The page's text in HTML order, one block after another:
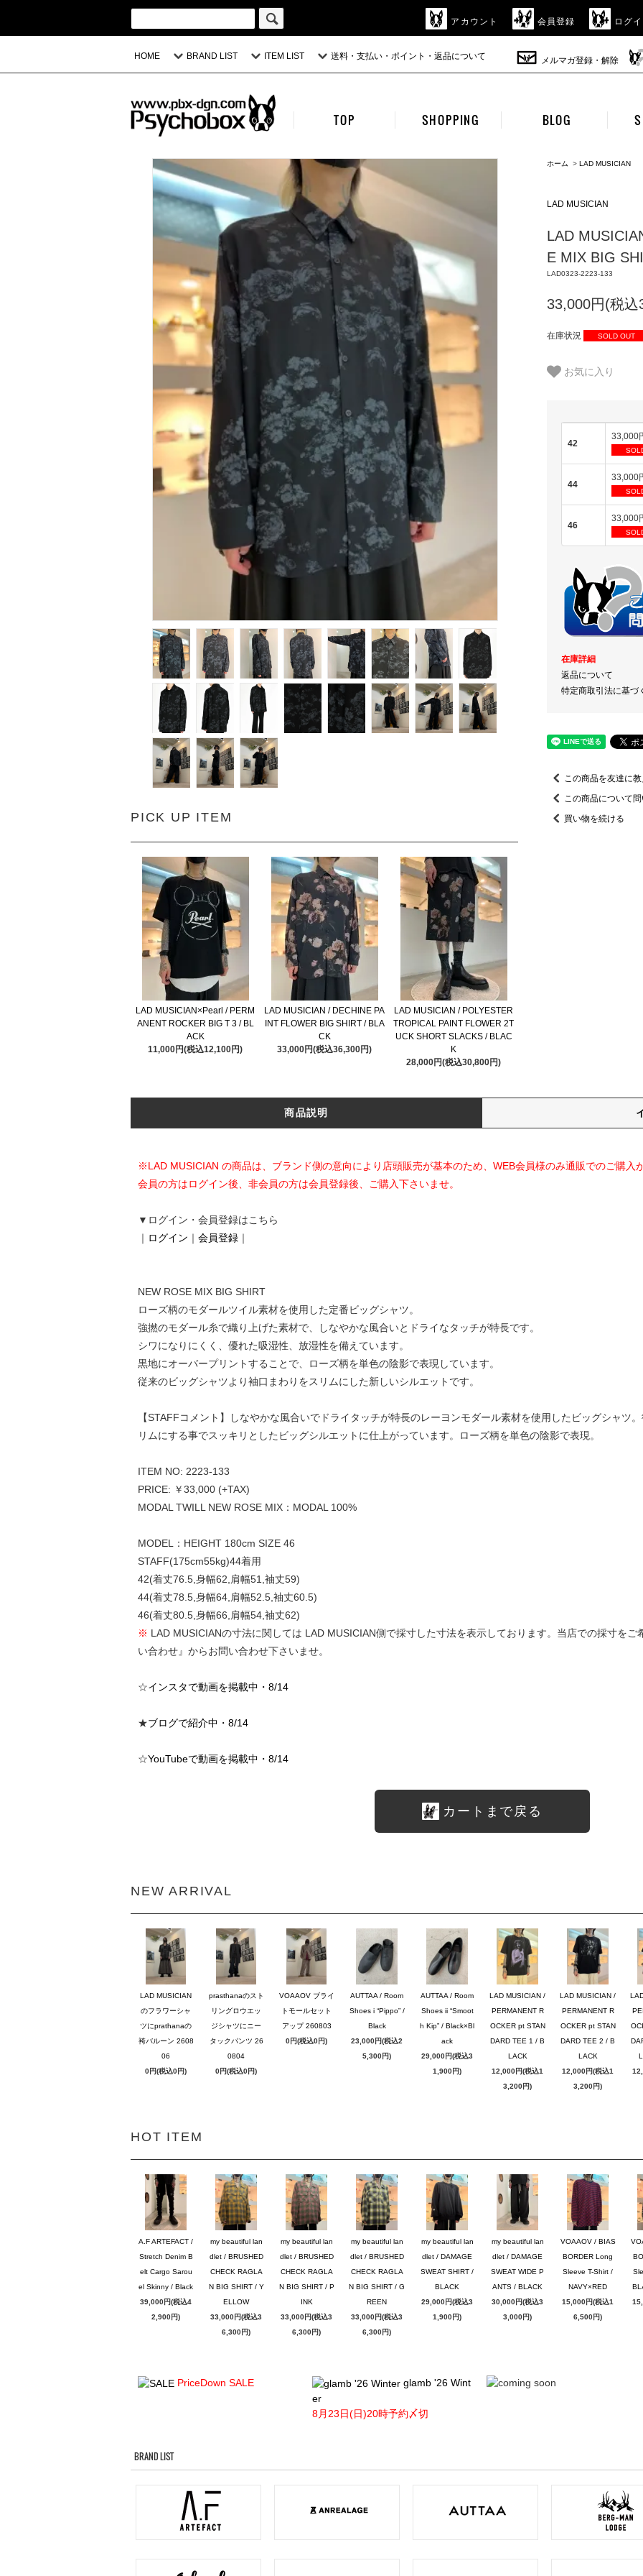
アカウント 会員登録 ログ
HOME BRAND LIST ITEM LIST 送料・支払い・ポイント・返品について メルマガ登録・解除
TOP SHOPPING BLOG
PICK UP ITEM
LAD MUSICIAN×Pearl / PERM
ANENT ROCKER BIG T 3 / BL
ACK
11,000円(税込12,100円)
LAD MUSICIAN / DECHINE PA
INT FLOWER BIG SHIRT / BLA
CK
33,000円(税込36,300円)
LAD MUSICIAN / POLYESTER
TROPICAL PAINT FLOWER 2T
UCK SHORT SLACKS / BLAC
K
28,000円(税込30,800円)
ホーム > LAD MUSICIAN
LAD MUSICIAN
LAD
E MIX BIG
LAD0323-2223-133
33,000円(税込
在庫状況 SOLD OUT
お気に入り
42
33,000
44
33,000
46
33,000
在庫詳細
返品について
特定商取引法に基づ
この商品を友達に
この商品について
買い物を続ける
商品説明
※LAD MUSICIAN の商品は、ブランド側の意向により店頭販売が基本のため、WEB会員様のみ通販でのご購入
会員の方はログイン後、非会員の方は会員登録後、ご購入下さいませ。
▼ログイン・会員登録はこちら
｜ ログイン ｜ 会員登録｜
NEW ROSE MIX BIG SHIRT
ローズ柄のモダールツイル素材を使用した定番ビッグシャツ。
強撚のモダール糸で織り上げた素材で、しなやかな風合いとドライなタッチが特長です。
シワになりにくく、優れた吸湿性、放湿性を備えています。
黒地にオーバープリントすることで、ローズ柄を単色の陰影で表現しています。
従来のビッグシャツより袖口まわりをスリムにした新しいシルエットです。
【STAFFコメント】しなやかな風合いでドライタッチが特長のレーヨンモダール素材を使用したビッグシャツ
リムにする事でスッキリとしたビッグシルエットに仕上がっています。ローズ柄を単色の陰影で表現。
ITEM NO: 2223-133
PRICE: ￥33,000 (+TAX)
MODAL TWILL NEW ROSE MIX：MODAL 100%
MODEL：HEIGHT 180cm SIZE 46
STAFF(175cm55kg)44着用
42(着丈76.5,身幅62,肩幅51,袖丈59)
44(着丈78.5,身幅64,肩幅52.5,袖丈60.5)
46(着丈80.5,身幅66,肩幅54,袖丈62)
※ LAD MUSICIANの寸法に関しては LAD MUSICIAN側で採寸した寸法を表示しております。当店での採寸をご
い合わせ』からお問い合わせ下さいませ。
☆インスタで動画を掲載中・8/14
★ブログで紹介中・8/14
☆YouTubeで動画を掲載中・8/14
カートまで戻る
NEW ARRIVAL
LAD MUSICIAN
のフラワーシャ
ツにprathanaの
袴バルーン 2608
06
0円(税込0円)
prasthanaのスト
リングロウエッ
ジシャツにニー
タックパンツ 26
0804
0円(税込0円)
VOAAOV ブライ
トモールセット
アップ 260803
0円(税込0円)
AUTTAA / Room
Shoes i “Pippo” /
Black
23,000円(税込2
5,300円)
AUTTAA / Room
Shoes ii “Smoot
h Kip” / Black×Bl
ack
29,000円(税込3
1,900円)
LAD MUSICIAN /
PERMANENT R
OCKER pt STAN
DARD TEE 1 / B
LACK
12,000円(税込1
3,200円)
LAD MUSICIAN /
PERMANENT R
OCKER pt STAN
DARD TEE 2 / B
LACK
12,000円(税込1
3,200円)
HOT ITEM
A.F ARTEFACT /
Stretch Denim B
elt Cargo Sarou
el Skinny / Black
39,000円(税込4
2,900円)
my beautiful lan
dlet / BRUSHED
CHECK RAGLA
N BIG SHIRT / Y
ELLOW
33,000円(税込3
6,300円)
my beautiful lan
dlet / BRUSHED
CHECK RAGLA
N BIG SHIRT / P
INK
33,000円(税込3
6,300円)
my beautiful lan
dlet / BRUSHED
CHECK RAGLA
N BIG SHIRT / G
REEN
33,000円(税込3
6,300円)
my beautiful lan
dlet / DAMAGE
SWEAT SHIRT /
BLACK
29,000円(税込3
1,900円)
my beautiful lan
dlet / DAMAGE
SWEAT WIDE P
ANTS / BLACK
30,000円(税込3
3,000円)
VOAAOV / BIAS
BORDER Long
Sleeve T-Shirt /
NAVY×RED
15,000円(税込1
6,500円)
PriceDown SALE
glamb '26 Wint
er
8月23日(日)20時予約〆切
BRAND LIST